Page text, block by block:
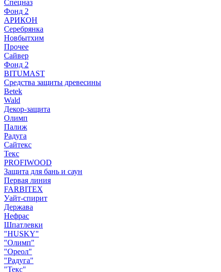
Спецназ
Фонд 2
АРИКОН
Серебрянка
Новбытхим
Прочее
Сайвер
Фонд 2
BITUMAST
Средства защиты древесины
Betek
Wald
Декор-защита
Олимп
Палиж
Радуга
Сайтекс
Текс
PROFIWOOD
Защита для бань и саун
Первая линия
FARBITEX
Уайт-спирит
Держава
Нефрас
Шпатлевки
"HUSKY"
"Олимп"
"Ореол"
"Радуга"
"Текс"